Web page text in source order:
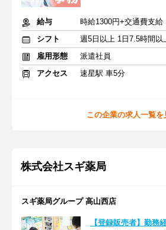
給与
時給1300円+交通費支給
シフト
週5日以上 1日7.5時間以
雇用形態
派遣社員
アクセス
速星駅 車5分
この企業の求人一覧を
株式会社スギ薬局
スギ薬局グループ 高山西店
【登録販売者】勤